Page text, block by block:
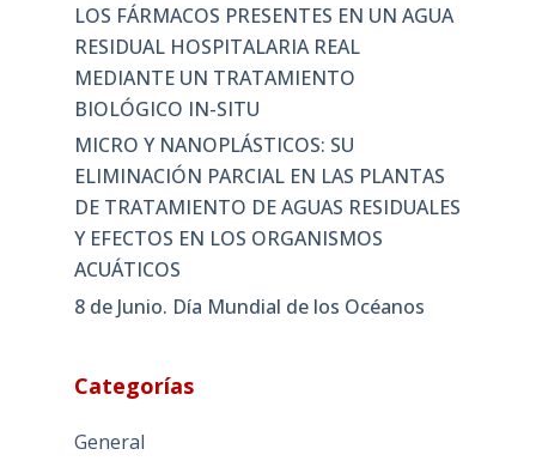
LOS FÁRMACOS PRESENTES EN UN AGUA
RESIDUAL HOSPITALARIA REAL
MEDIANTE UN TRATAMIENTO
BIOLÓGICO IN-SITU
MICRO Y NANOPLÁSTICOS: SU
ELIMINACIÓN PARCIAL EN LAS PLANTAS
DE TRATAMIENTO DE AGUAS RESIDUALES
Y EFECTOS EN LOS ORGANISMOS
ACUÁTICOS
8 de Junio. Día Mundial de los Océanos
Categorías
General